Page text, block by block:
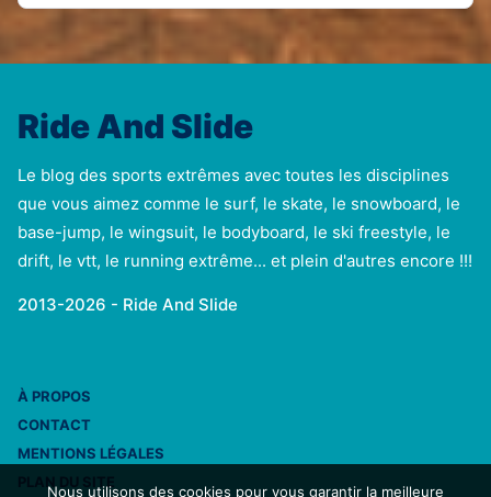
Ride And Slide
Le blog des sports extrêmes avec toutes les disciplines
que vous aimez comme le surf, le skate, le snowboard, le
base-jump, le wingsuit, le bodyboard, le ski freestyle, le
drift, le vtt, le running extrême... et plein d'autres encore !!!
2013-2026 - Ride And Slide
À PROPOS
CONTACT
MENTIONS LÉGALES
Nous utilisons des cookies pour vous garantir la meilleure